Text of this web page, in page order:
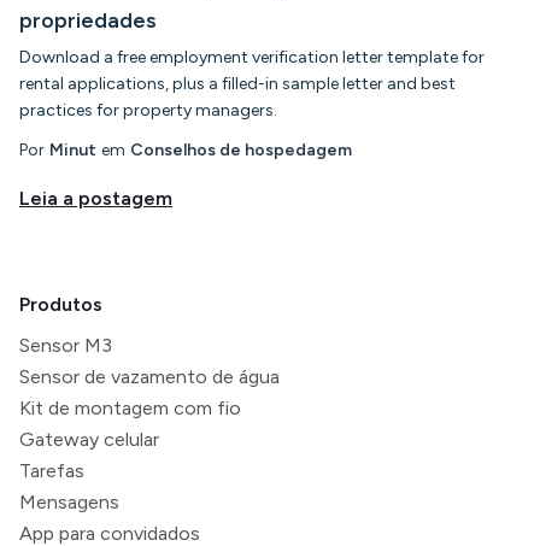
propriedades
Download a free employment verification letter template for
rental applications, plus a filled-in sample letter and best
practices for property managers.
Por Minut em Conselhos de hospedagem
Leia a postagem
Produtos
Sensor M3
Sensor de vazamento de água
Kit de montagem com fio
Gateway celular
Tarefas
Mensagens
App para convidados